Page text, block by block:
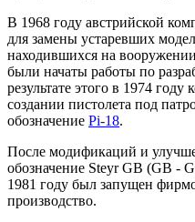
В 1968 году австрийской
для замены устаревших
находившихся на
были начаты работы по
результате этого в 1974
создании пистолета под
обозначение Pi-18.
После модификаций и
обозначение Steyr GB (GB -
1981 году был запущен
производство.